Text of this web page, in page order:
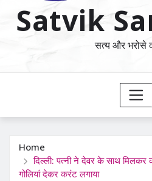
Satvik
सत्य और भरोसे
Home
दिल्ली: पत्नी ने देवर के साथ मिलकर
गोलियां देकर करंट लगाया